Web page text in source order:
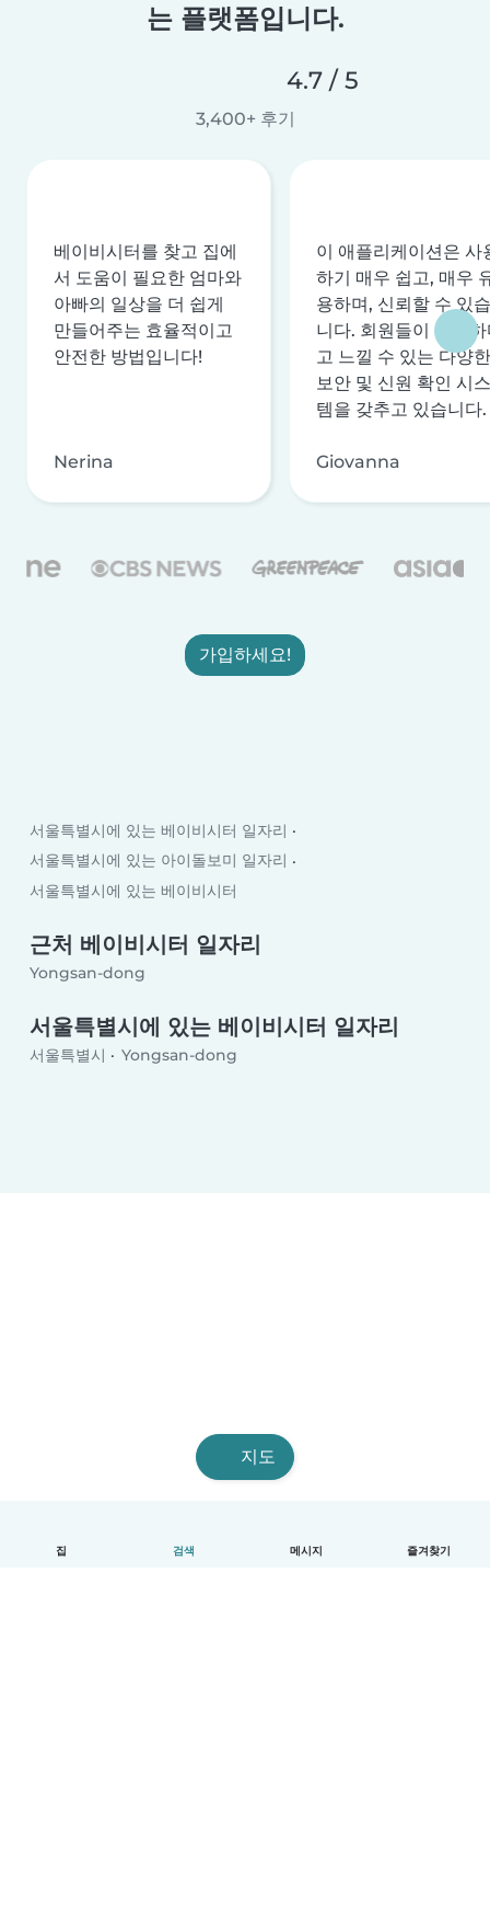
집 검색 메시지 즐겨찾기
는 플랫폼입니다.
4.7 / 5
3,400+ 후기
베이비시터를 찾고 집에
서 도움이 필요한 엄마와
아빠의 일상을 더 쉽게
만들어주는 효율적이고
안전한 방법입니다!
Nerina
이 애플리케이션은 사
하기 매우 쉽고, 매우
용하며, 신뢰할 수 있습
니다. 회원들이 안전
고 느낄 수 있는 다양한
보안 및 신원 확인 시스
템을 갖추고 있습니다.
Giovanna
가입하세요!
서울특별시에 있는 베이비시터 일자리
서울특별시에 있는 아이돌보미 일자리
서울특별시에 있는 베이비시터
근처 베이비시터 일자리
Yongsan-dong
서울특별시에 있는 베이비시터 일자리
서울특별시 Yongsan-dong
지도